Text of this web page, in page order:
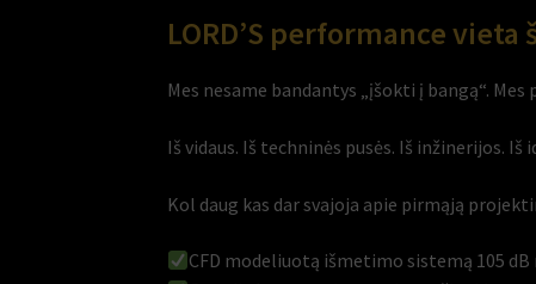
LORD’S performance
Mes nesame bandantys „įšokti į bangą“. Mes
Iš vidaus. Iš techninės pusės. Iš inžinerijos. Iš
Kol daug kas dar svajoja apie pirmąją
CFD modeliuotą išmetimo sistemą 105 dB